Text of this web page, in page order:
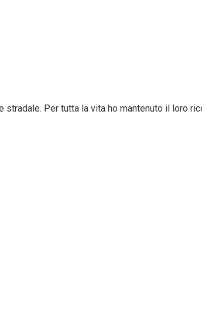
Per tutta la vita ho mantenuto il loro